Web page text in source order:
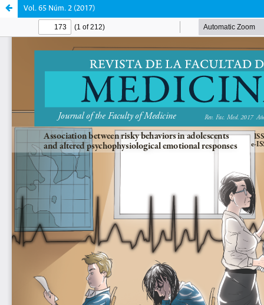
Vol. 65 Núm. 2 (2017)